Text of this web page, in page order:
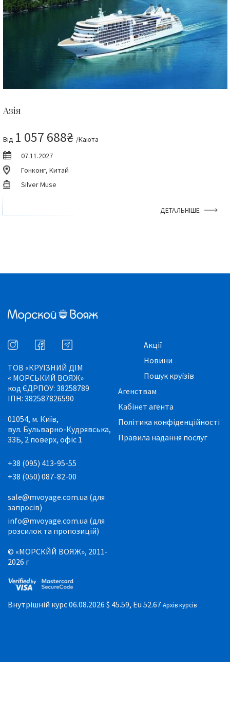
Азія
Від 1 057 688₴ /Каюта
07.11.2027
Гонконг, Китай
Silver Muse
ДЕТАЛЬНІШЕ
ТОВ «КРУЇЗНИЙ ДІМ
« МОРСЬКИЙ ВОЯЖ»
код ЄДРПОУ: 38258789
ІПН: 382587826590
01054, м. Київ,
вул. Бульварно-Кудрявська,
33Б, 2 поверх, офіс 1
+38 (095) 413-95-55
+38 (050) 087-82-00
sale@mvoyage.com.ua (для
запросів)
info@mvoyage.com.ua (для
розсилок та пропозицій)
© «МОРСКЙЙ ВОЯЖ», 2011-
2026 г
Акції
Новини
Пошук круїзів
Агенствам
Кабінет агента
Політика конфіденційності
Правила надання послуг
Внутрішній курс 06.08.2026 $ 45.59, Eu 52.67Архів курсів